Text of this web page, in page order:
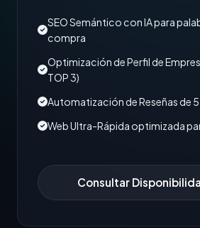
SEO Semántico con IA para
compra
Optimización de Perfil de
TOP 3)
Automatización de Reseñas de 5
Web Ultra-Rápida optimizada
Consultar